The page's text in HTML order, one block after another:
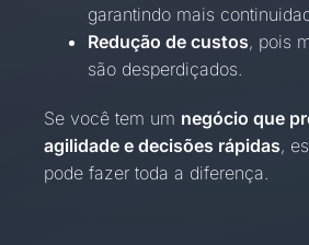
garantindo mais
Redução de custos, pois
são desperdiçados.
Se você tem um negócio que
agilidade e decisões rápidas,
pode fazer toda a diferença.